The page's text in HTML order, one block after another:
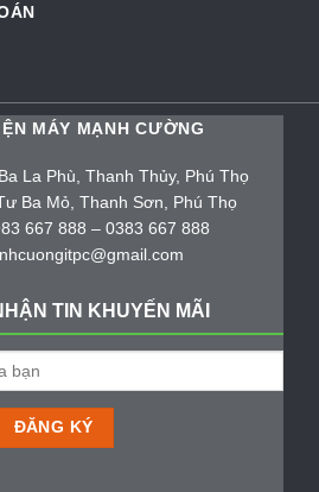
MÁY MẠNH CƯỜNG
La Phù, Thanh Thủy, Phú Thọ
Ba Mỏ, Thanh Sơn, Phú Thọ
667 888 – 0383 667 888
TIN KHUYẾN MÃI